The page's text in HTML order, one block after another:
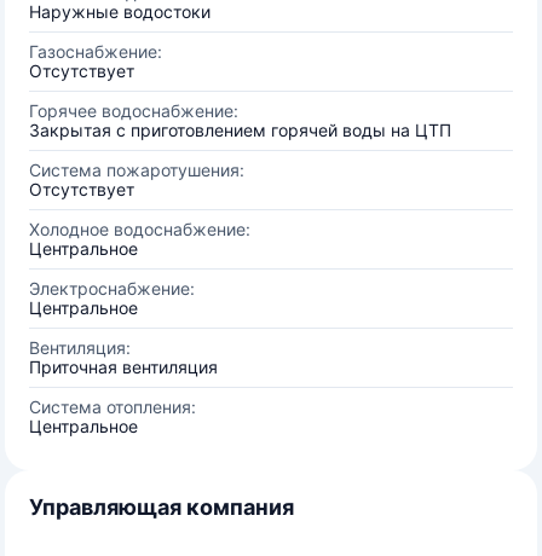
Наружные водостоки
Газоснабжение:
Отсутствует
Горячее водоснабжение:
Закрытая с приготовлением горячей воды на ЦТП
Система пожаротушения:
Отсутствует
Холодное водоснабжение:
Центральное
Электроснабжение:
Центральное
Вентиляция:
Приточная вентиляция
Система отопления:
Центральное
Управляющая компания